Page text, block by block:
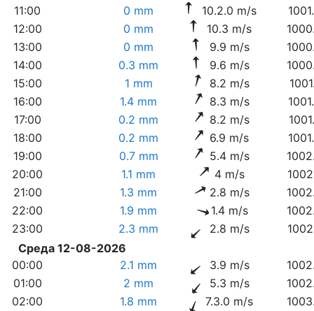
11:00
0 mm 10.2.0 m/s
12:00
0 mm 10.3 m/s
13:00
0 mm 9.9 m/s
14:00
0.3 mm 9.6 m/s
15:00
1 mm 8.2 m/s
16:00
1.4 mm 8.3 m/s
17:00
0.2 mm 8.2 m/s
18:00
0.2 mm 6.9 m/s
19:00
0.7 mm 5.4 m/s
20:00
1.1 mm 4 m/s
21:00
1.3 mm 2.8 m/s
22:00
1.9 mm 1.4 m/s
23:00
2.3 mm 2.8 m/s
Среда 12-08-2026
00:00
2.1 mm 3.9 m/s
01:00
2 mm 5.3 m/s
02:00
1.8 mm 7.3.0 m/s